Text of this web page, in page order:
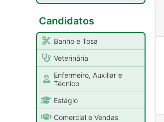
Candidatos
Banho e Tosa
Veterinária
Enfermeiro, Auxiliar e
Técnico
Estágio
Comercial e Vendas